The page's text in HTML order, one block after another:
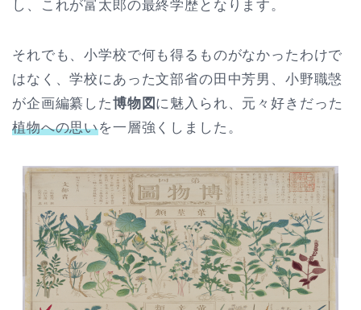
し、これが富太郎の最終学歴となります。
それでも、小学校で何も得るものがなかったわけで
はなく、学校にあった文部省の田中芳男、小野職愨
が企画編纂した博物図 に魅入られ、元々好きだった
植物への思いを一層強くしました。